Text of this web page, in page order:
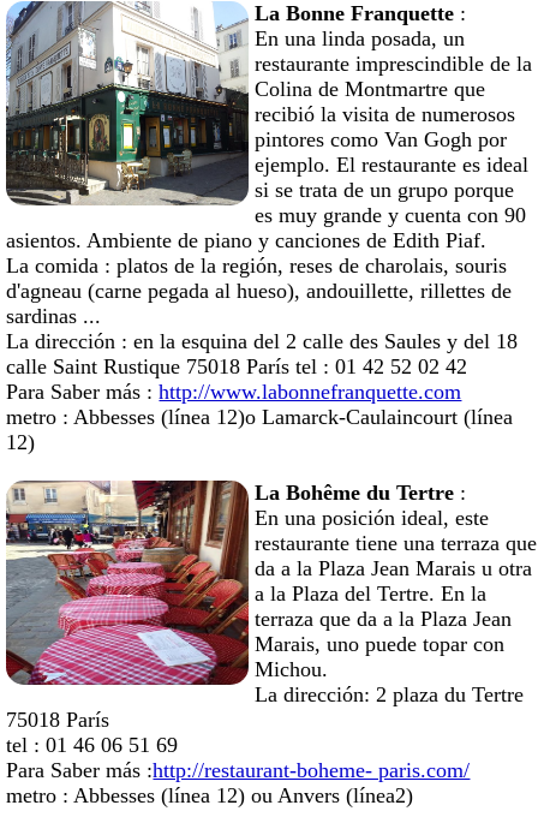
La Bonne Franquette :
En una linda posada, un
restaurante imprescindible de la
Colina de Montmartre que
recibió la visita de numerosos
pintores como Van Gogh por
ejemplo. El restaurante es ideal
si se trata de un grupo porque
es muy grande y cuenta con 90
asientos. Ambiente de piano y canciones de Edith Piaf.
La comida : platos de la región, reses de charolais, souris
d'agneau (carne pegada al hueso), andouillette, rillettes de
sardinas ...
La dirección : en la esquina del 2 calle des Saules y del 18
calle Saint Rustique 75018 París tel : 01 42 52 02 42
Para Saber más :http://www.labonnefranquette.com
metro : Abbesses (línea 12)o Lamarck-Caulaincourt (línea
12)
La Bohême du Tertre :
En una posición ideal, este
restaurante tiene una terraza que
da a la Plaza Jean Marais u otra
a la Plaza del Tertre. En la
terraza que da a la Plaza Jean
Marais, uno puede topar con
Michou.
La dirección: 2 plaza du Tertre
75018 París
tel : 01 46 06 51 69
Para Saber más :http://restaurant-boheme- paris.com/
metro : Abbesses (línea 12) ou Anvers (línea2)